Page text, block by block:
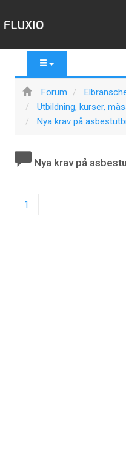
Forum
Utbildning, kurser,
Nya krav på
Nya krav på
1